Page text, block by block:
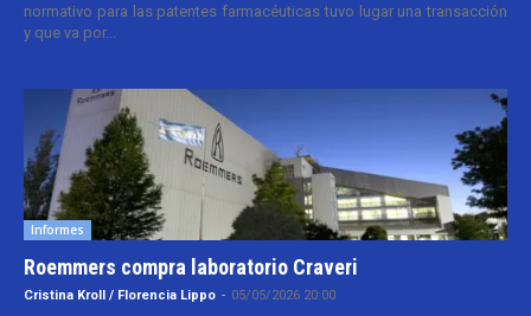
normativo para las patentes farmacéuticas tuvo lugar una transacción
y que va por...
Informes
Roemmers compra laboratorio Craveri
Cristina Kroll / Florencia Lippo - 05/05/2026 20:00